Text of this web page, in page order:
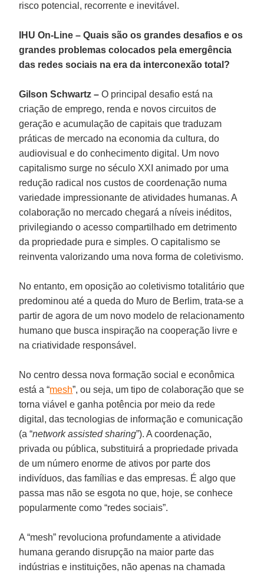
risco potencial, recorrente e inevitável.
IHU On-Line – Quais são os grandes desafios e os
grandes problemas colocados pela emergência
das redes sociais na era da interconexão total?
Gilson Schwartz – O principal desafio está na
criação de emprego, renda e novos circuitos de
geração e acumulação de capitais que traduzam
práticas de mercado na economia da cultura, do
audiovisual e do conhecimento digital. Um novo
capitalismo surge no século XXI animado por uma
redução radical nos custos de coordenação numa
variedade impressionante de atividades humanas. A
colaboração no mercado chegará a níveis inéditos,
privilegiando o acesso compartilhado em detrimento
da propriedade pura e simples. O capitalismo se
reinventa valorizando uma nova forma de coletivismo.
No entanto, em oposição ao coletivismo totalitário que
predominou até a queda do Muro de Berlim, trata-se a
partir de agora de um novo modelo de relacionamento
humano que busca inspiração na cooperação livre e
na criatividade responsável.
No centro dessa nova formação social e econômica
está a “mesh”, ou seja, um tipo de colaboração que se
torna viável e ganha potência por meio da rede
digital, das tecnologias de informação e comunicação
(a “network assisted sharing”). A coordenação,
privada ou pública, substituirá a propriedade privada
de um número enorme de ativos por parte dos
indivíduos, das famílias e das empresas. É algo que
passa mas não se esgota no que, hoje, se conhece
popularmente como “redes sociais”.
A “mesh” revoluciona profundamente a atividade
humana gerando disrupção na maior parte das
indústrias e instituições, não apenas na chamada